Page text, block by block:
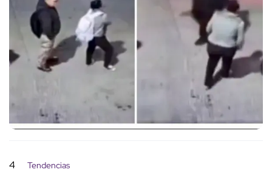
4 Tendencias